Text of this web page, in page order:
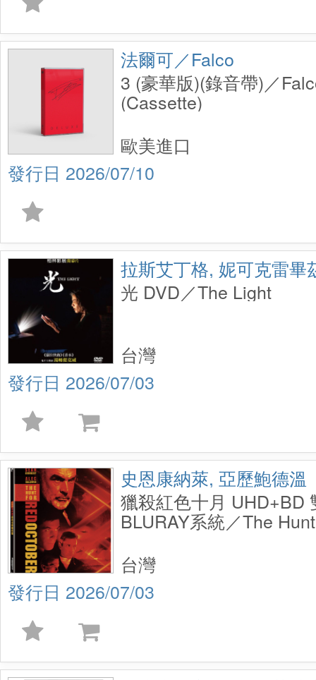
法爾可／Falco
3 (豪華版)(錄音帶)／
(Cassette)
2026/07/10
歐美進口
拉斯艾丁格, 妮可克雷畢
光 DVD／The Light
2026/07/03
台灣
史恩康納萊, 亞歷鮑德溫
獵殺紅色十月 UHD+BD
BLURAY系統／The
2026/07/03
台灣